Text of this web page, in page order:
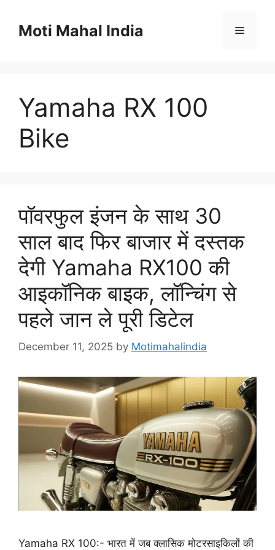
contentMoti Mahal India Menu
Yamaha RX 100
Bike
पॉवरफुल इंजन के साथ 30
साल बाद फिर बाजार में दस्तक
देगी Yamaha RX100 की
आइकॉनिक बाइक, लॉन्चिंग से
पहले जान ले पूरी डिटेल
December 11, 2025 by Motimahalindia
Yamaha RX 100:- भारत में जब क्लासिक मोटरसाइकिलों की